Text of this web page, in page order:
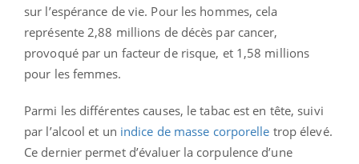
sur l’espérance de vie. Pour les hommes, cela
représente 2,88 millions de décès par cancer,
provoqué par un facteur de risque, et 1,58 millions
pour les femmes.
Parmi les différentes causes, le tabac est en tête, suivi
par l’alcool et un indice de masse corporelle trop élevé.
Ce dernier permet d’évaluer la corpulence d’une